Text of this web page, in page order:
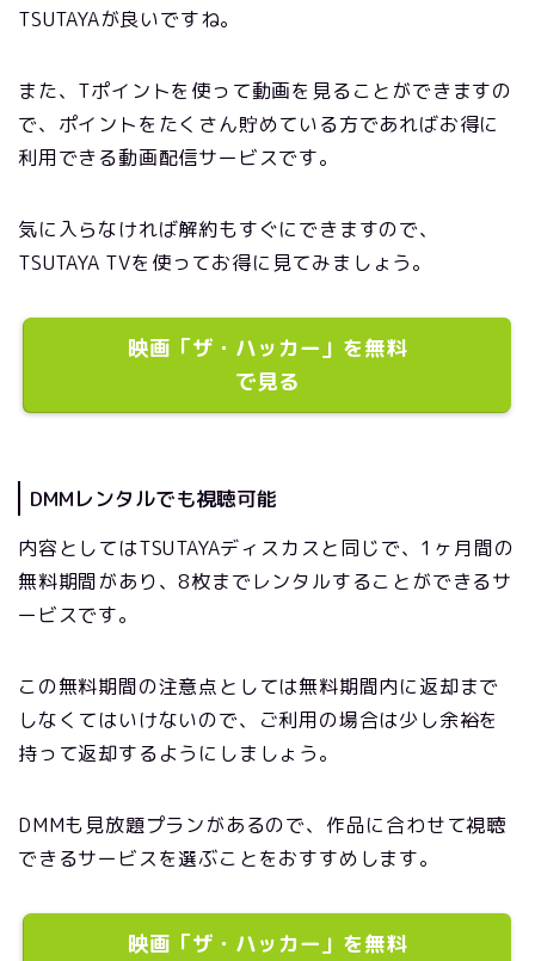
TSUTAYAが良いですね。
また、Tポイントを使って動画を見ることができますの
で、ポイントをたくさん貯めている方であればお得に
利用できる動画配信サービスです。
気に入らなければ解約もすぐにできますので、
TSUTAYA TVを使ってお得に見てみましょう。
映画「ザ・ハッカー」を無料
で見る
DMMレンタルでも視聴可能
内容としてはTSUTAYAディスカスと同じで、1ヶ月間の
無料期間があり、8枚までレンタルすることができるサ
ービスです。
この無料期間の注意点としては無料期間内に返却まで
しなくてはいけないので、ご利用の場合は少し余裕を
持って返却するようにしましょう。
DMMも見放題プランがあるので、作品に合わせて視聴
できるサービスを選ぶことをおすすめします。
映画「ザ・ハッカー」を無料